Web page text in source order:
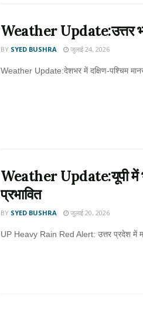
Weather Update:उत्तर
BY SYED BUSHRA जुलाई 24, 2026
Weather Update:देशभर में दक्षिण-पश्चिम
Weather Update:यूपी में
प्रभावित
BY SYED BUSHRA जुलाई 20, 2026
UP Heavy Rain Red Alert: उत्तर प्रदेश में